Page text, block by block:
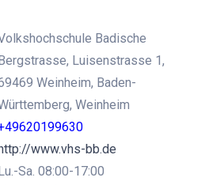
Badische
Luisenstrasse 1,
Weinheim, Baden-
Weinheim
www.vhs-bb.de
Sa. 08:00-17:00